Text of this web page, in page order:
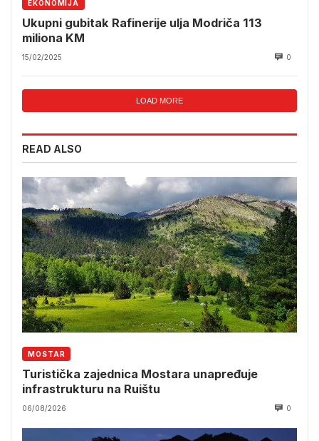
EKONOMIJA
Ukupni gubitak Rafinerije ulja Modriča 113
miliona KM
15/02/2025 0
LOAD MORE
READ ALSO
MOSTAR
Turistička zajednica Mostara unapređuje
infrastrukturu na Ruištu
06/08/2026 0